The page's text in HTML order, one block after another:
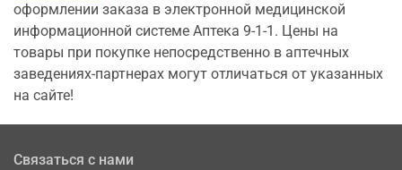
оформлении заказа в электронной медицинской
информационной системе Аптека 9-1-1. Цены на
товары при покупке непосредственно в аптечных
заведениях-партнерах могут отличаться от указанных
на сайте!
Связаться с нами